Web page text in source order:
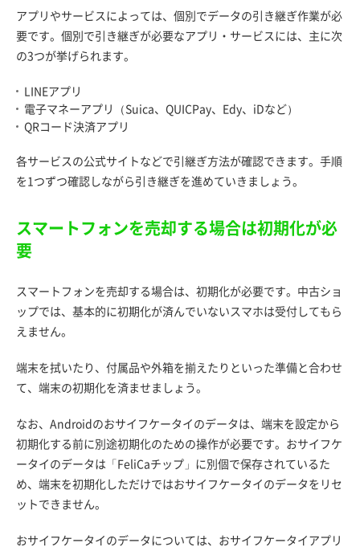
アプリやサービスによっては、個別でデータの引き継ぎ作業が必
要です。個別で引き継ぎが必要なアプリ・サービスには、主に次
の3つが挙げられます。
LINEアプリ
電子マネーアプリ（Suica、QUICPay、Edy、iDなど）
QRコード決済アプリ
各サービスの公式サイトなどで引継ぎ方法が確認できます。手順
を1つずつ確認しながら引き継ぎを進めていきましょう。
スマートフォンを売却する場合は初期化が必
要
スマートフォンを売却する場合は、初期化が必要です。中古ショ
ップでは、基本的に初期化が済んでいないスマホは受付してもら
えません。
端末を拭いたり、付属品や外箱を揃えたりといった準備と合わせ
て、端末の初期化を済ませましょう。
なお、Androidのおサイフケータイのデータは、端末を設定から
初期化する前に別途初期化のための操作が必要です。おサイフケ
ータイのデータは「FeliCaチップ」に別個で保存されているた
め、端末を初期化しただけではおサイフケータイのデータをリセ
ットできません。
おサイフケータイのデータについては、おサイフケータイアプリ